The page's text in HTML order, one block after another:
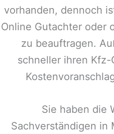
vorhanden, dennoch
Online Gutachter oder
zu beauftragen.
schneller ihren
Sie haben die
Sachverständigen in